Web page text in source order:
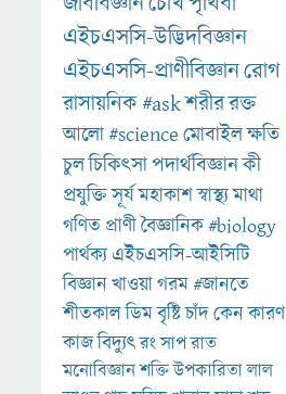
এইচএসসি-উদ্ভিদবিজ্ঞান
এইচএসসি-প্রাণীবিজ্ঞানরোগ
রাসায়নিক#askশরীররক্ত
আলো#scienceমোবাইলক্ষতি
চুলচিকিৎসাপদার্থবিজ্ঞানকী
প্রযুক্তিসূর্যমহাকাশস্বাস্থ্যমাথা
গণিত প্রাণীবৈজ্ঞানিক#biology
পার্থক্য এইচএসসি-আইসিটি
বিজ্ঞানখাওয়াগরম#জানতে
শীতকালডিমবৃষ্টিচাঁদকেনকারণ
কাজবিদ্যুৎরংসাপরাত
মনোবিজ্ঞানশক্তিউপকারিতালাল